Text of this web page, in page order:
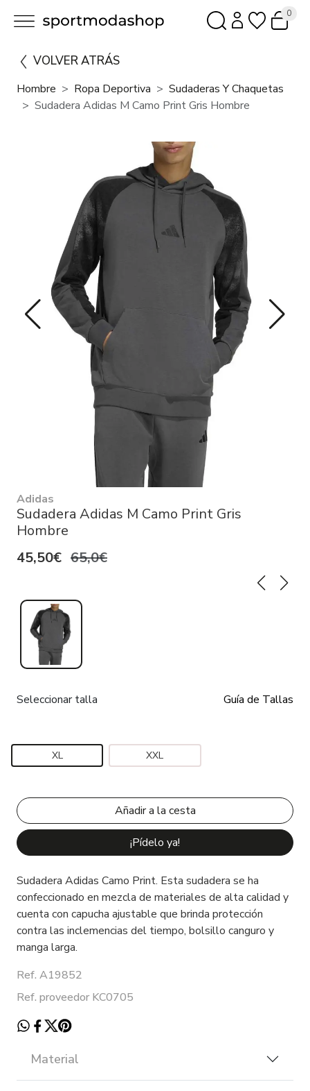
0
VOLVER ATRÁS
Hombre Ropa Deportiva
Sudaderas Y Chaquetas
Sudadera Adidas M Camo Print Gris Hombre
Adidas
Sudadera Adidas M Camo Print Gris
Hombre
45,50€ 65,0€
Seleccionar talla Guía de Tallas
XL XXL
¡Pídelo ya!
Sudadera Adidas Camo Print. Esta sudadera se ha
confeccionado en mezcla de materiales de alta calidad y
cuenta con capucha ajustable que brinda protección
contra las inclemencias del tiempo, bolsillo canguro y
manga larga.
Ref. A19852
Ref. proveedor KC0705
Material